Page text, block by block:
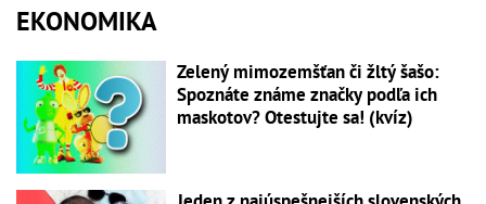
EKONOMIKA
Zelený mimozemšťan či žltý šašo:
Spoznáte známe značky podľa ich
maskotov? Otestujte sa! (kvíz)